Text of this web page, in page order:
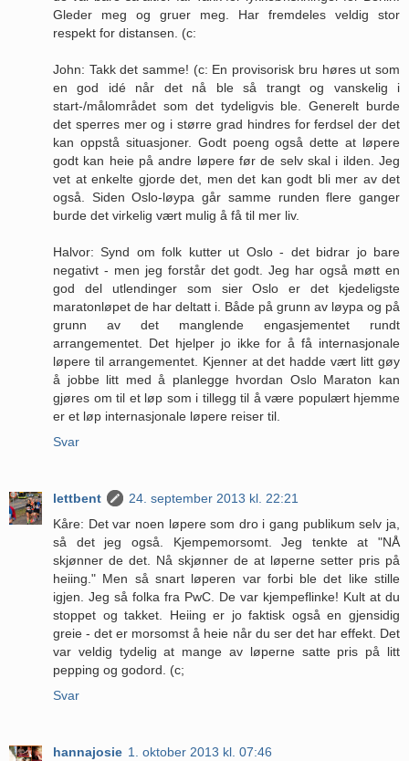
Gleder meg og gruer meg. Har fremdeles veldig stor
respekt for distansen. (c:
John: Takk det samme! (c: En provisorisk bru høres ut som
en god idé når det nå ble så trangt og vanskelig i
start-/målområdet som det tydeligvis ble. Generelt burde
det sperres mer og i større grad hindres for ferdsel der det
kan oppstå situasjoner. Godt poeng også dette at løpere
godt kan heie på andre løpere før de selv skal i ilden. Jeg
vet at enkelte gjorde det, men det kan godt bli mer av det
også. Siden Oslo-løypa går samme runden flere ganger
burde det virkelig vært mulig å få til mer liv.
Halvor: Synd om folk kutter ut Oslo - det bidrar jo bare
negativt - men jeg forstår det godt. Jeg har også møtt en
god del utlendinger som sier Oslo er det kjedeligste
maratonløpet de har deltatt i. Både på grunn av løypa og på
grunn av det manglende engasjementet rundt
arrangementet. Det hjelper jo ikke for å få internasjonale
løpere til arrangementet. Kjenner at det hadde vært litt gøy
å jobbe litt med å planlegge hvordan Oslo Maraton kan
gjøres om til et løp som i tillegg til å være populært hjemme
er et løp internasjonale løpere reiser til.
Svar
lettbent
24. september 2013 kl. 22:21
Kåre: Det var noen løpere som dro i gang publikum selv ja,
så det jeg også. Kjempemorsomt. Jeg tenkte at "NÅ
skjønner de det. Nå skjønner de at løperne setter pris på
heiing." Men så snart løperen var forbi ble det like stille
igjen. Jeg så folka fra PwC. De var kjempeflinke! Kult at du
stoppet og takket. Heiing er jo faktisk også en gjensidig
greie - det er morsomst å heie når du ser det har effekt. Det
var veldig tydelig at mange av løperne satte pris på litt
pepping og godord. (c;
Svar
hannajosie 1. oktober 2013 kl. 07:46